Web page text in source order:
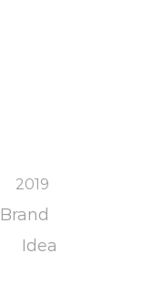
2019
Brand
Idea